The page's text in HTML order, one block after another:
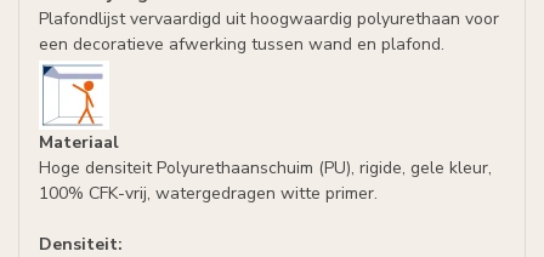
Plafondlijst vervaardigd uit hoogwaardig polyurethaan voor
een decoratieve afwerking tussen wand en plafond.
Materiaal
Hoge densiteit Polyurethaanschuim (PU), rigide, gele kleur,
100% CFK-vrij, watergedragen witte primer.
Densiteit: